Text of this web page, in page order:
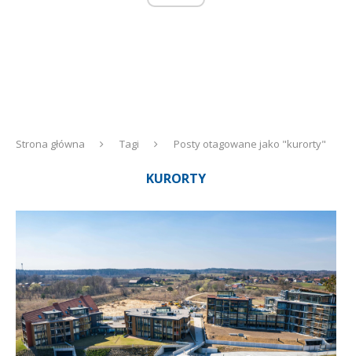
Strona główna Tagi Posty otagowane jako "kurorty"
KURORTY